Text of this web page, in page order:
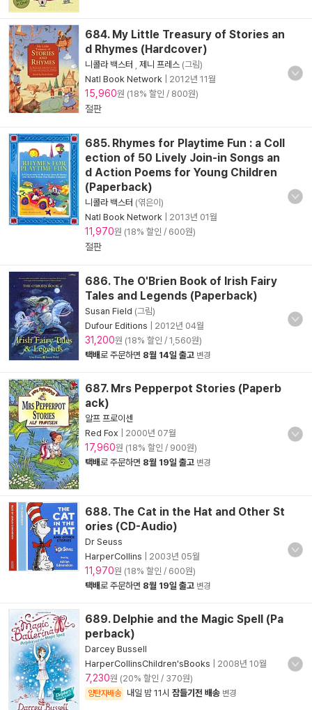
684. My Little Treasury of Stories an
d Rhymes (Hardcover)
니콜라 백스터 제니 프레스 (그림)
Natl Book Network
2012년 11월
15,960원 (18% 할인 / 800원)
절판
685. Rhymes for Playtime Fun : a Coll
ection of 50 Lively Join-in Songs an
d Action Poems for Young Children
(Paperback)
니콜라 백스터 (엮은이)
Natl Book Network
2013년 01월
11,970원 (18% 할인 / 600원)
절판
686. The O'Brien Book of Irish Fairy
Tales and Legends (Paperback)
Susan Field (그림)
Dufour Editions
2012년 04월
31,200원 (18% 할인 / 1,560원)
택배로 주문하면 8월 14일 출고 변경
687. Mrs Pepperpot Stories (Paperb
ack)
알프 프로이센
Red Fox
2000년 07월
17,960원 (18% 할인 / 900원)
택배로 주문하면 8월 19일 출고 변경
688. The Cat in the Hat and Other St
ories (CD-Audio)
Dr Seuss
HarperCollins
2003년 05월
11,970원 (18% 할인 / 600원)
택배로 주문하면 8월 19일 출고 변경
689. Delphie and the Magic Spell (Pa
perback)
Darcey Bussell
HarperCollinsChildren'sBooks
2008년 10월
7,230원 (20% 할인 / 370원)
양탄자배송 내일 밤 11시 잠들기전 배송 변경